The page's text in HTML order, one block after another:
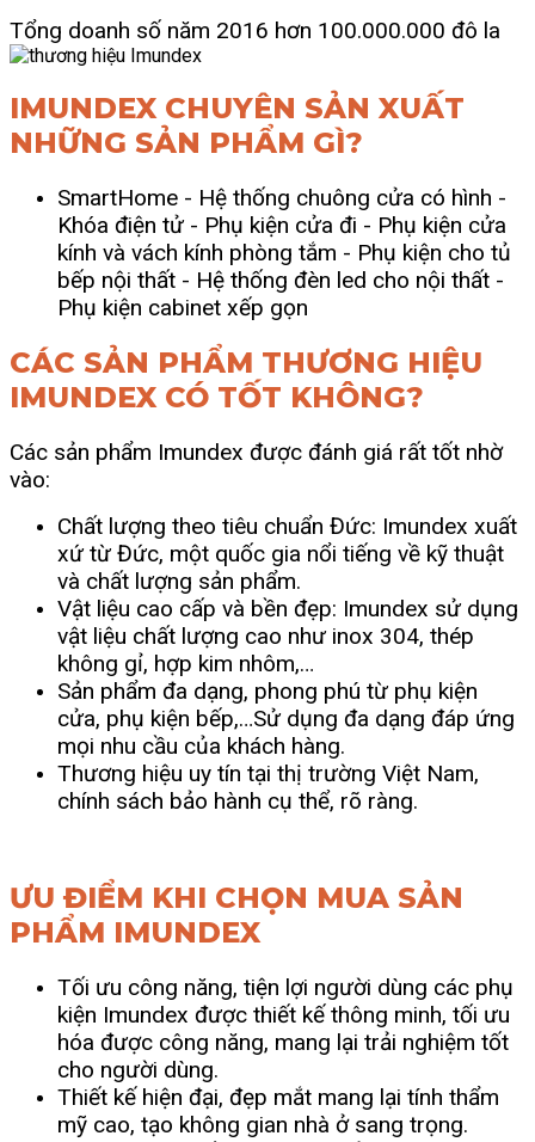
Tổng doanh số năm 2016 hơn 100.000.000 đô la
IMUNDEX CHUYÊN SẢN XUẤT
NHỮNG SẢN PHẨM GÌ?
SmartHome - Hệ thống chuông cửa có hình -
Khóa điện tử - Phụ kiện cửa đi - Phụ kiện cửa
kính và vách kính phòng tắm - Phụ kiện cho tủ
bếp nội thất - Hệ thống đèn led cho nội thất -
Phụ kiện cabinet xếp gọn
CÁC SẢN PHẨM THƯƠNG HIỆU
IMUNDEX CÓ TỐT KHÔNG?
Các sản phẩm Imundex được đánh giá rất tốt nhờ
vào:
Chất lượng theo tiêu chuẩn Đức: Imundex xuất
xứ từ Đức, một quốc gia nổi tiếng về kỹ thuật
và chất lượng sản phẩm.
Vật liệu cao cấp và bền đẹp: Imundex sử dụng
vật liệu chất lượng cao như inox 304, thép
không gỉ, hợp kim nhôm,…
Sản phẩm đa dạng, phong phú từ phụ kiện
cửa, phụ kiện bếp,…Sử dụng đa dạng đáp ứng
mọi nhu cầu của khách hàng.
Thương hiệu uy tín tại thị trường Việt Nam,
chính sách bảo hành cụ thể, rõ ràng.
ƯU ĐIỂM KHI CHỌN MUA SẢN
PHẨM IMUNDEX
Tối ưu công năng, tiện lợi người dùng các phụ
kiện Imundex được thiết kế thông minh, tối ưu
hóa được công năng, mang lại trải nghiệm tốt
cho người dùng.
Thiết kế hiện đại, đẹp mắt mang lại tính thẩm
mỹ cao, tạo không gian nhà ở sang trọng.